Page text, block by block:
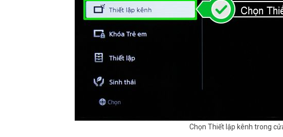
Chọn Thiết lập kênh trong